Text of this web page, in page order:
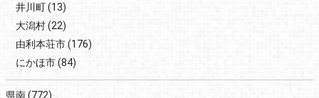
井川町(13)
大潟村(22)
由利本荘市(176)
にかほ市(84)
県南(772)